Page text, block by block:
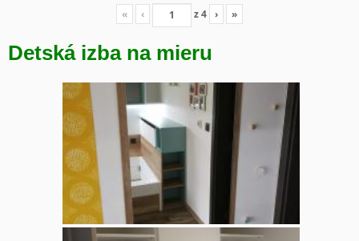
« ‹ z4 › »
Detská izba na mieru